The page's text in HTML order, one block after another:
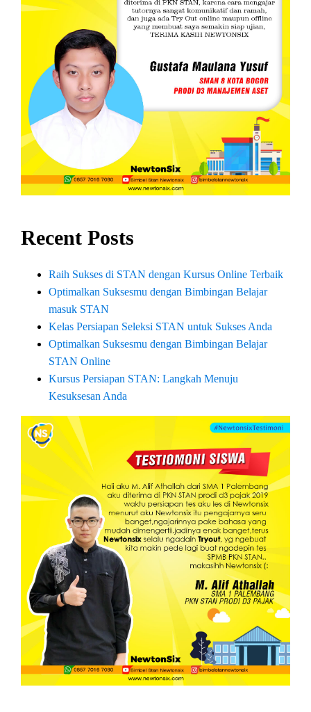
Recent Posts
Raih Sukses di STAN dengan Kursus Online Terbaik
Optimalkan Suksesmu dengan Bimbingan Belajar
masuk STAN
Kelas Persiapan Seleksi STAN untuk Sukses Anda
Optimalkan Suksesmu dengan Bimbingan Belajar
STAN Online
Kursus Persiapan STAN: Langkah Menuju
Kesuksesan Anda